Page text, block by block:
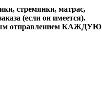
стремянки, матрас,
(если он имеется).
отправлением КАЖДУЮ